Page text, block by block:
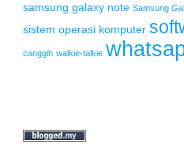
samsung galaxy note Samsung
sistem operasi komputer
canggih walkie-talkie